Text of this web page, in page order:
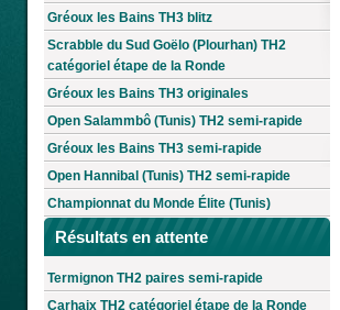
Gréoux les Bains TH3 blitz
Scrabble du Sud Goëlo (Plourhan) TH2
catégoriel étape de la Ronde
Gréoux les Bains TH3 originales
Open Salammbô (Tunis) TH2 semi-rapide
Gréoux les Bains TH3 semi-rapide
Open Hannibal (Tunis) TH2 semi-rapide
Championnat du Monde Élite (Tunis)
Résultats en attente
Termignon TH2 paires semi-rapide
Carhaix TH2 catégoriel étape de la Ronde